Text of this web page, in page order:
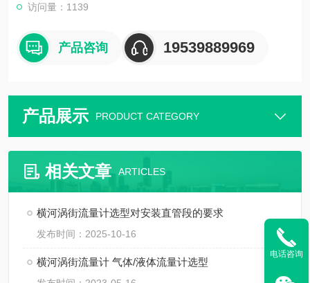
访问量：1139
产品咨询 19539889969
产品展示 PRODUCT CATEGORY
相关文章 ARTICLES
横河涡街流量计选型对安装直管段的要求
发布时间：2025-10-16
横河涡街流量计 气体/液体流量计选型
电话咨询